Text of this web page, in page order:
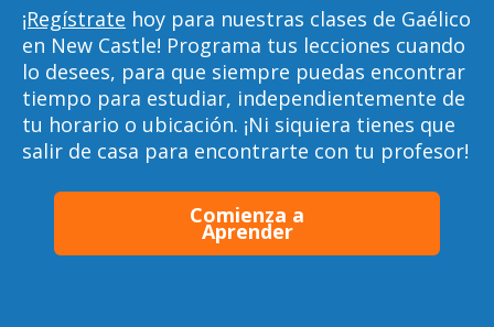
¡Regístrate hoy para nuestras clases de Gaélico
en New Castle! Programa tus lecciones cuando
lo desees, para que siempre puedas encontrar
tiempo para estudiar, independientemente de
tu horario o ubicación. ¡Ni siquiera tienes que
salir de casa para encontrarte con tu profesor!
Comienza a
Aprender